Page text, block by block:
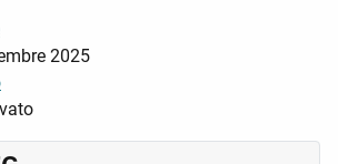
2025